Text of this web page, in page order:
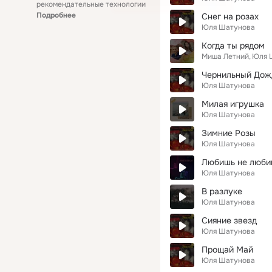
рекомендательные технологии
Подробнее
Снег на розах
Юля Шатунова
Когда ты рядом
Миша Летний Юля
Чернильный
Юля Шатунова
Милая игрушка
Юля Шатунова
Зимние Розы
Юля Шатунова
Любишь не
Юля Шатунова
В разлуке
Юля Шатунова
Сияние звезд
Юля Шатунова
Прощай Май
Юля Шатунова